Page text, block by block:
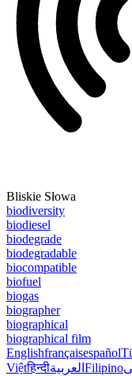
Bliskie Słowa
biodiversity
biodiesel
biodegrade
biodegradable
biocompatible
biofuel
biogas
biographer
biographical
biographical film
Englishfrançaisespañol
Việtहिन्दीالعربية Filipino